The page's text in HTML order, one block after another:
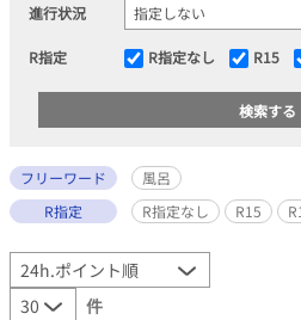
進行状況
R指定 R指定なし R15
フリーワード
風呂
R指定
R指定なし R15
件